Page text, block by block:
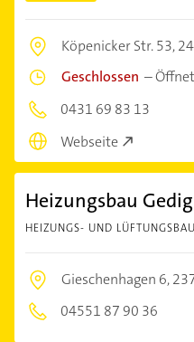
Köpenicker Str. 53,
Geschlossen –
0431 69 83 13
Webseite
Heizungsbau
HEIZUNGS- UND LÜFTUNGSBAU
Gieschenhagen 6,
04551 87 90 36